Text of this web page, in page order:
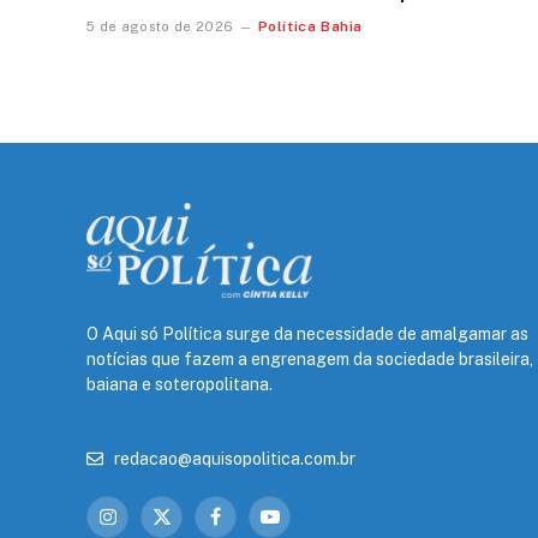
5 de agosto de 2026 Política Bahia
O Aqui só Política surge da necessidade de amalgamar as
notícias que fazem a engrenagem da sociedade brasileira,
baiana e soteropolitana.
redacao@aquisopolitica.com.br
Instagram
X FacebookYouTube